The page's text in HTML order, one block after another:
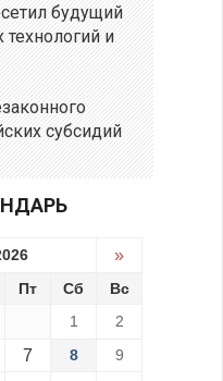
будущий
технологий и
субсидий
»
Пт Сб
Вс
1
2
7 8
9